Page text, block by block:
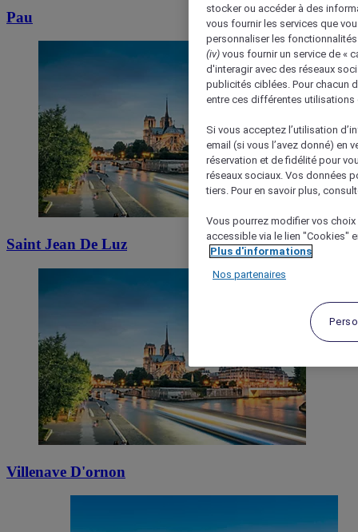
Pau
Saint Jean De Luz
Villenave D'ornon
stocker ou accéder à des
vous fournir les services que
personnaliser les
(iv) vous fournir un service de «
d'interagir avec des réseaux
publicités ciblées. Pour chacun
entre ces différentes utilisations
Si vous acceptez l’utilisation
email (si vous l’avez donné) en
réservation et de fidélité pour
réseaux sociaux. Vos données
tiers. Pour en savoir plus,
Vous pourrez modifier vos
accessible via le lien "Cookies"
Plus d'informations
Nos partenaires